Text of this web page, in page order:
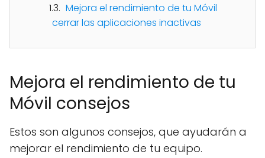
Mejora el rendimiento de tu Móvil
cerrar las aplicaciones inactivas
Mejora el rendimiento de tu
Móvil consejos
Estos son algunos consejos, que ayudarán a
mejorar el rendimiento de tu equipo.